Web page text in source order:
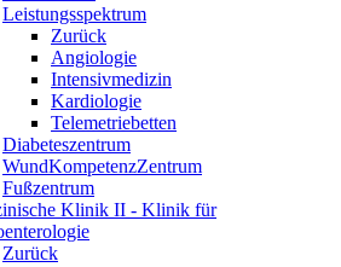
Leistungsspektrum
Zurück
Angiologie
Intensivmedizin
Kardiologie
Telemetriebetten
Diabeteszentrum
WundKompetenzZentrum
Fußzentrum
Klinik II - Klinik für
Zurück